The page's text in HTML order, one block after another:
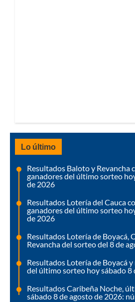
Lo último
Resultados Baloto y Revancha
ganadores del último sorteo
de 2026
Resultados Lotería del Cauca
ganadores del último sorteo
de 2026
Resultados Lotería de Boyacá,
Revancha del sorteo del 8 de
Resultados Lotería de Boyacá
del último sorteo hoy sábado 8
Resultados Caribeña Noche,
sábado 8 de agosto de 2026: